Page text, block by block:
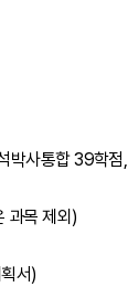
박사통합 39학점,
과목 제외)
서)